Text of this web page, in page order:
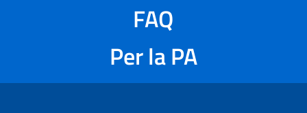
FAQ
Per la PA